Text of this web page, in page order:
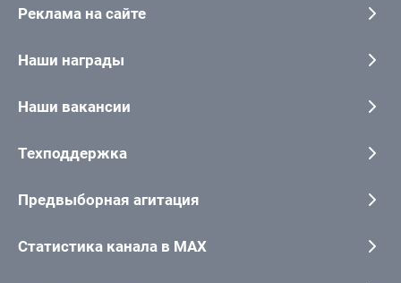
Реклама на сайте
Наши награды
Наши вакансии
Техподдержка
Предвыборная агитация
Статистика канала в MAX